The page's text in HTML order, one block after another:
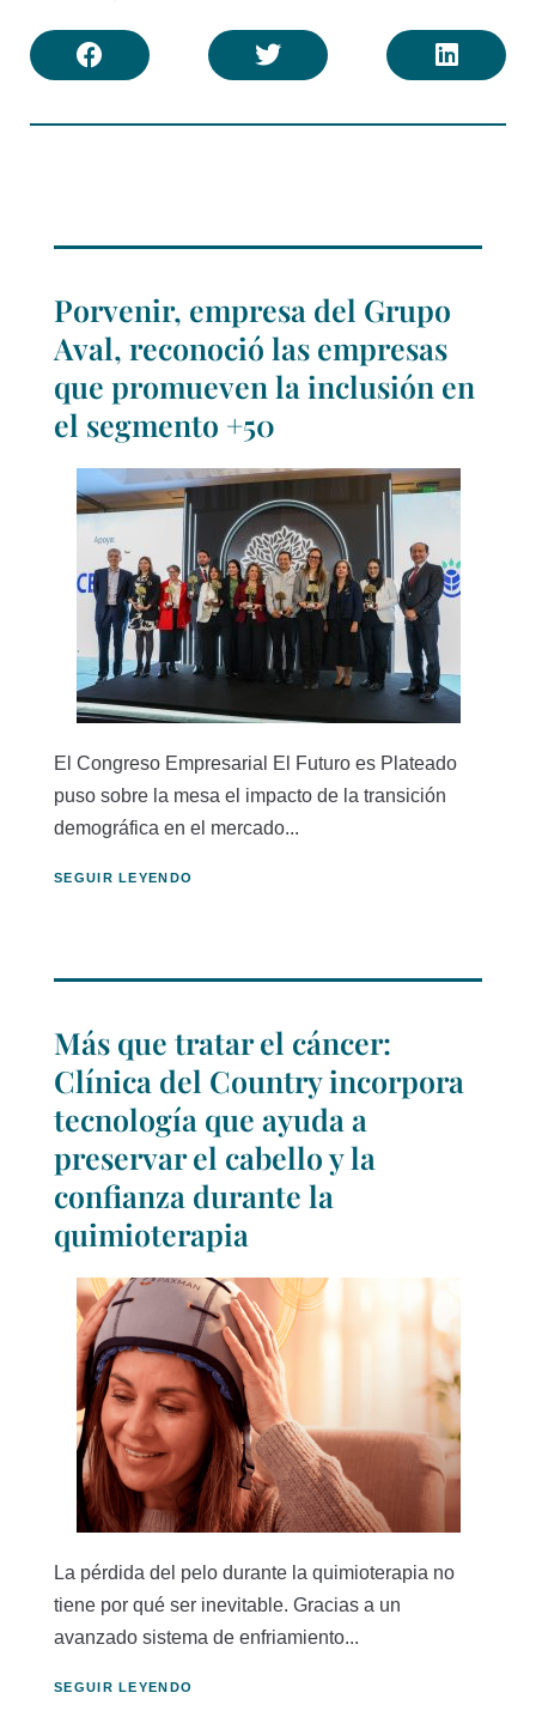
Porvenir, empresa del Grupo
Aval, reconoció las empresas
que promueven la inclusión en
el segmento +50
El Congreso Empresarial El Futuro es Plateado
puso sobre la mesa el impacto de la transición
demográfica en el mercado...
SEGUIR LEYENDO
Más que tratar el cáncer:
Clínica del Country incorpora
tecnología que ayuda a
preservar el cabello y la
confianza durante la
quimioterapia
La pérdida del pelo durante la quimioterapia no
tiene por qué ser inevitable. Gracias a un
avanzado sistema de enfriamiento...
SEGUIR LEYENDO